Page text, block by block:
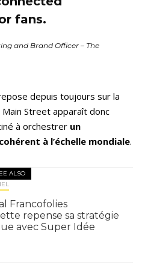
fans.
and Brand Officer – The
depuis toujours sur la
Street apparaît donc
à orchestrer un
à l’échelle mondiale.
ALSO
Francofolies
repense sa stratégie
avec Super Idée